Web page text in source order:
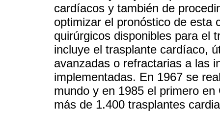
cardíacos y también de
optimizar el pronóstico de esta
quirúrgicos disponibles para el
incluye el trasplante cardíaco,
avanzadas o refractarias a las
implementadas. En 1967 se
mundo y en 1985 el primero
más de 1.400 trasplantes